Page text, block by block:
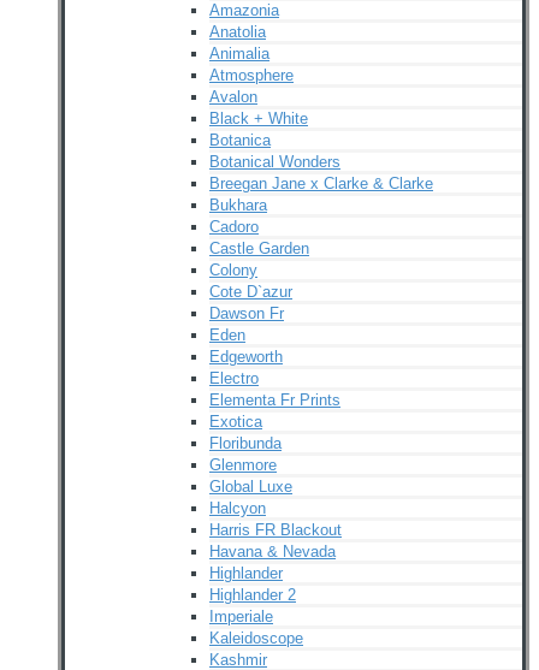
Amazonia
Anatolia
Animalia
Atmosphere
Avalon
Black + White
Botanica
Botanical Wonders
Breegan Jane x Clarke & Clarke
Bukhara
Cadoro
Castle Garden
Colony
Cote D`azur
Dawson Fr
Eden
Edgeworth
Electro
Elementa Fr Prints
Exotica
Floribunda
Glenmore
Global Luxe
Halcyon
Harris FR Blackout
Havana & Nevada
Highlander
Highlander 2
Imperiale
Kaleidoscope
Kashmir